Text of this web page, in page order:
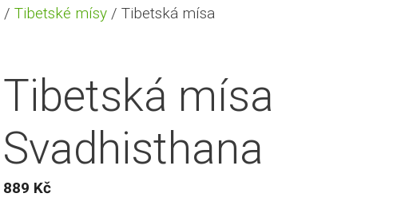
/ Tibetské mísy/ Tibetská mísa
Tibetská mísa
Svadhisthana
889 Kč